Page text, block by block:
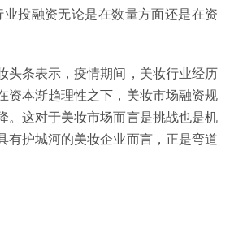
业投融资无论是在数量方面还是在资
头条表示，疫情期间，美妆行业经历
资本渐趋理性之下，美妆市场融资规
。这对于美妆市场而言是挑战也是机
有护城河的美妆企业而言，正是弯道